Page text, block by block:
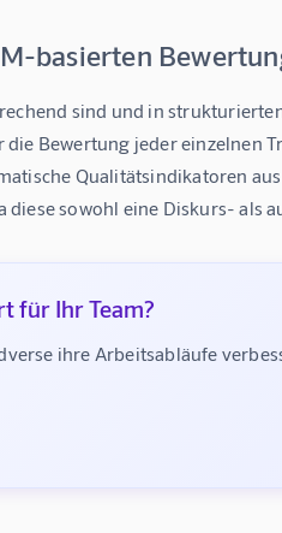
basierten
sind und in
Bewertung jeder einzelnen
Qualitätsindikatoren
sowohl eine Diskurs- als
für Ihr Team?
ihre Arbeitsabläufe